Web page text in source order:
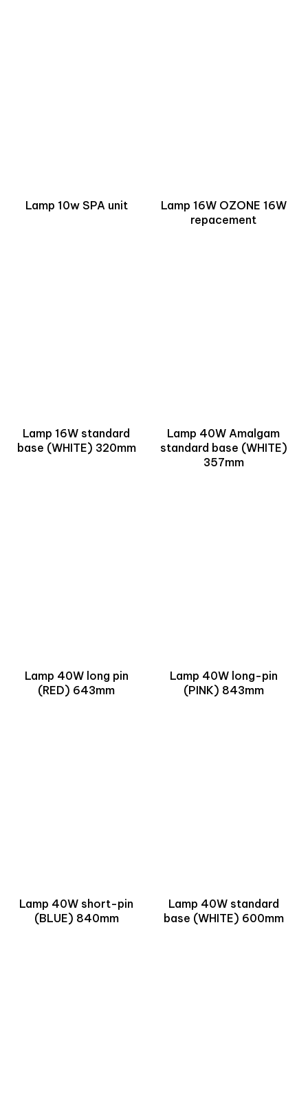
Lamp 10w SPA unit
Lamp 16W OZONE 16W
repacement
Lamp 16W standard
base (WHITE) 320mm
Lamp 40W Amalgam
standard base (WHITE)
357mm
Lamp 40W long pin
(RED) 643mm
Lamp 40W long-pin
(PINK) 843mm
Lamp 40W short-pin
(BLUE) 840mm
Lamp 40W standard
base (WHITE) 600mm